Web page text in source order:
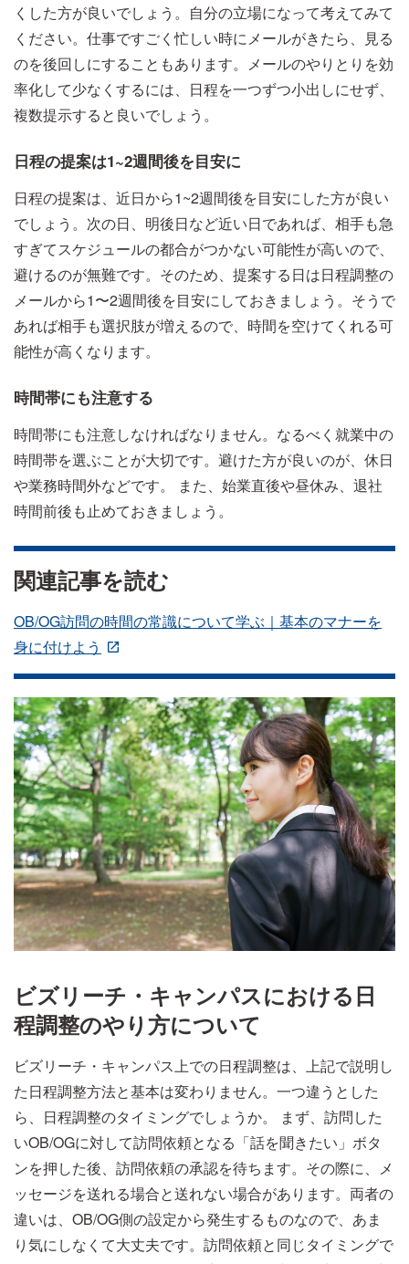
くした方が良いでしょう。自分の立場になって考えてみて
ください。仕事ですごく忙しい時にメールがきたら、見る
のを後回しにすることもあります。メールのやりとりを効
率化して少なくするには、日程を一つずつ小出しにせず、
複数提示すると良いでしょう。
日程の提案は1~2週間後を目安に
日程の提案は、近日から1~2週間後を目安にした方が良い
でしょう。次の日、明後日など近い日であれば、相手も急
すぎてスケジュールの都合がつかない可能性が高いので、
避けるのが無難です。そのため、提案する日は日程調整の
メールから1〜2週間後を目安にしておきましょう。そうで
あれば相手も選択肢が増えるので、時間を空けてくれる可
能性が高くなります。
時間帯にも注意する
時間帯にも注意しなければなりません。なるべく就業中の
時間帯を選ぶことが大切です。避けた方が良いのが、休日
や業務時間外などです。 また、始業直後や昼休み、退社
時間前後も止めておきましょう。
関連記事を読む
OB/OG訪問の時間の常識について学ぶ｜基本のマナーを
身に付けよう
ビズリーチ・キャンパスにおける日
程調整のやり方について
ビズリーチ・キャンパス上での日程調整は、上記で説明し
た日程調整方法と基本は変わりません。一つ違うとした
ら、日程調整のタイミングでしょうか。 まず、訪問した
いOB/OGに対して訪問依頼となる「話を聞きたい」ボタ
ンを押した後、訪問依頼の承認を待ちます。その際に、メ
ッセージを送れる場合と送れない場合があります。両者の
違いは、OB/OG側の設定から発生するものなので、あま
り気にしなくて大丈夫です。訪問依頼と同じタイミングで